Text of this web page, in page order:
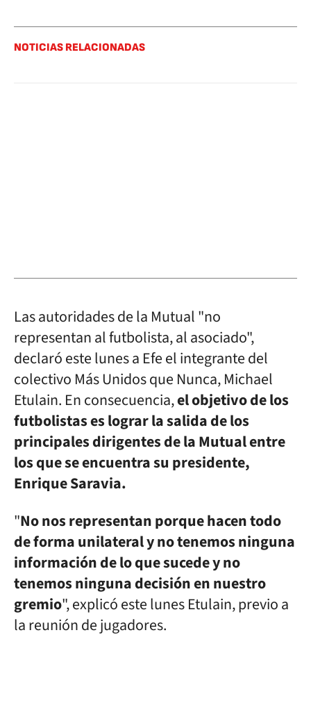
NOTICIAS RELACIONADAS
Las autoridades de la Mutual "no
representan al futbolista, al asociado",
declaró este lunes a Efe el integrante del
colectivo Más Unidos que Nunca, Michael
Etulain. En consecuencia,el objetivo de los
futbolistas es lograr la salida de los
principales dirigentes de la Mutual entre
los que se encuentra su presidente,
Enrique Saravia.
"No nos representan porque hacen todo
de forma unilateral y no tenemos ninguna
información de lo que sucede y no
tenemos ninguna decisión en nuestro
gremio", explicó este lunes Etulain, previo a
la reunión de jugadores.